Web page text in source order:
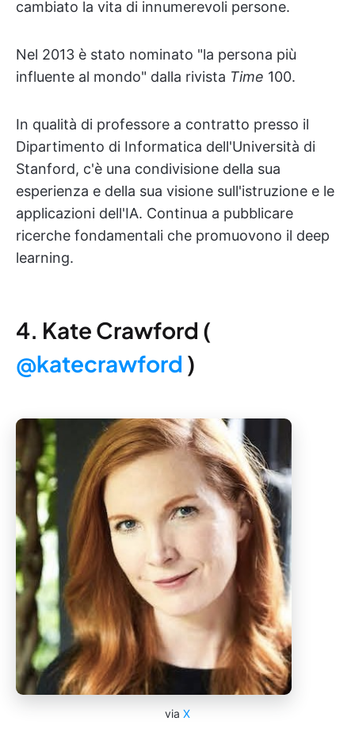
cambiato la vita di innumerevoli persone.
Nel 2013 è stato nominato "la persona più
influente al mondo" dalla rivista Time 100.
In qualità di professore a contratto presso il
Dipartimento di Informatica dell'Università di
Stanford, c'è una condivisione della sua
esperienza e della sua visione sull'istruzione e le
applicazioni dell'IA. Continua a pubblicare
ricerche fondamentali che promuovono il deep
learning.
4. Kate Crawford (
@katecrawford )
via X